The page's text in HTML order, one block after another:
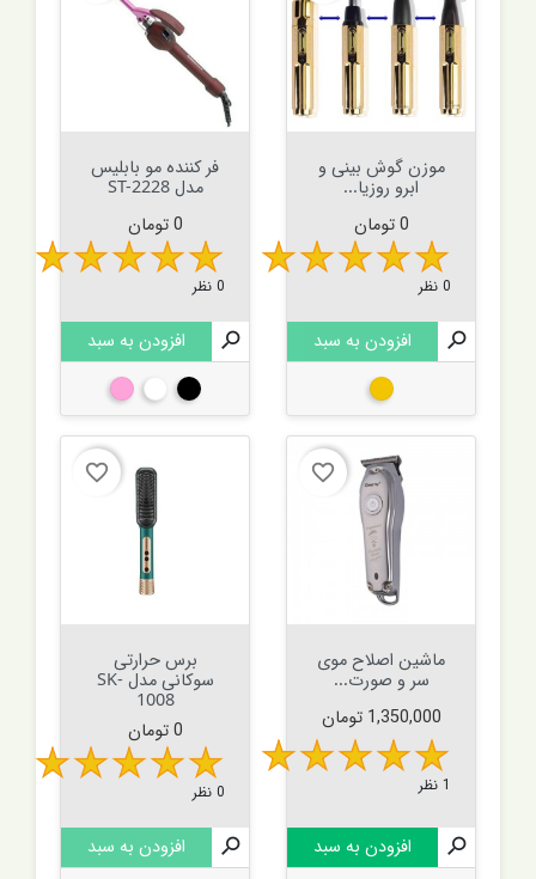
موزن گوش بینی و
ابرو روزیا...
قیمت
0 تومان
0 نظر

افزودن به سبد
طلایی
فر کننده مو بابلیس
مدل ST-2228
قیمت
0 تومان
0 نظر

افزودن به سبد
مشکی سفیدصورتی
favorite_border
ماشین اصلاح موی
سر و صورت...
قیمت
1,350,000 تومان
1 نظر

افزودن به سبد
favorite_border
برس حرارتی
سوکانی مدل SK-
1008
قیمت
0 تومان
0 نظر

افزودن به سبد